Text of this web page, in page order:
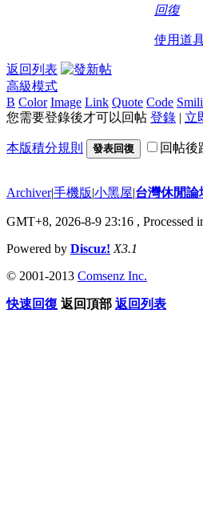
回復
使用道
返回列表
高級模式
B Color Image Link Quote Code
您需要登錄後才可以回帖 登錄 | 立
本版積分規則 發表回復 回帖後
Archiver|手機版|小黑屋|台灣休閒論
GMT+8, 2026-8-9 23:16 , Processed
Powered by Discuz! X3.1
© 2001-2013 Comsenz Inc.
快速回復 返回頂部 返回列表